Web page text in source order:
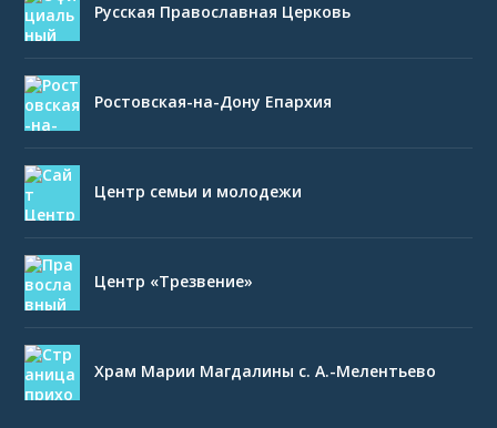
Русская Православная Церковь
Ростовская-на-Дону Епархия
Центр семьи и молодежи
Центр «Трезвение»
Храм Марии Магдалины с. А.-Мелентьево